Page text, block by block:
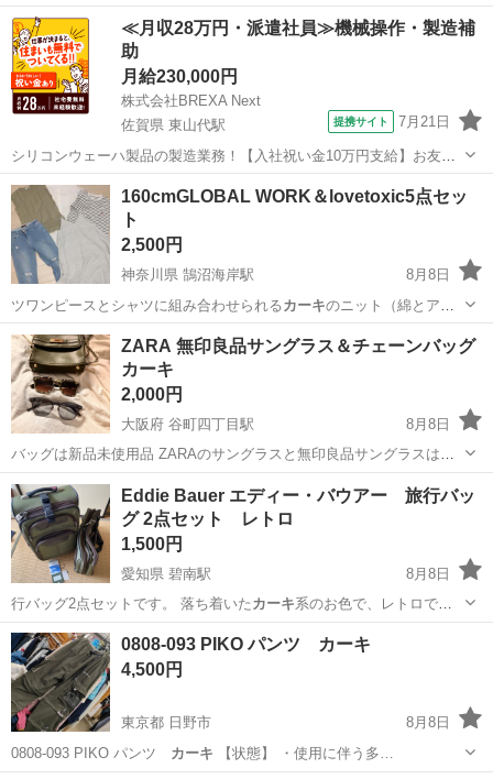
兵庫 伊丹市 新伊丹駅 キャリア、ラック 取り付け
≪月収28万円・派遣社員≫機械操作・製造補
助
月給230,000円
株式会社BREXA Next
佐賀県 東山代駅
提携サイト 7月21日
シリコンウェーハ製品の製造業務！【入社祝い金10万円支給】お友達
やカップルとの応募OK◎年間休日129日＆休出なしでプライベート充
実♪業務はクリーンルームで快適作業◎自社正社員登用制度あり★1食
300円～の格安食堂あり！《佐...
佐賀 伊万里市
160cmGLOBAL WORK＆lovetoxic5点セッ
ト
2,500円
神奈川県 鵠沼海岸駅
8月8日
ツワンピースとシャツに組み合わせられるカーキのニット（綿とアク
リルです) グレイに…
神奈川 藤沢市 鵠沼海岸駅 子供用品
ZARA 無印良品サングラス＆チェーンバッグ
カーキ
2,000円
大阪府 谷町四丁目駅
8月8日
バッグは新品未使用品 ZARAのサングラスと無印良品サングラスは数
回使用してます！！
大阪 大阪市 小物
Eddie Bauer エディー・バウアー 旅行バッ
グ 2点セット レトロ
1,500円
愛知県 碧南駅
8月8日
行バッグ2点セットです。 落ち着いた カーキ系のお色で、レトロで雰
囲気のあるバッグ…
愛知 碧南市
0808-093 PIKO パンツ カーキ
4,500円
東京都 日野市
8月8日
0808-093 PIKO パンツ カーキ 【状態】 ・使用に伴う多…